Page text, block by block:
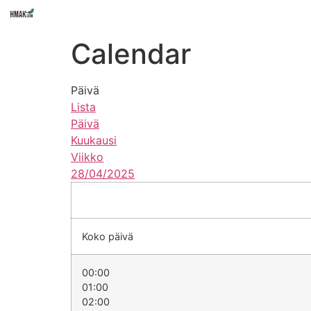
Calendar
Päivä
Lista
Päivä
Kuukausi
Viikko
28/04/2025
Koko päivä
00:00
01:00
02:00